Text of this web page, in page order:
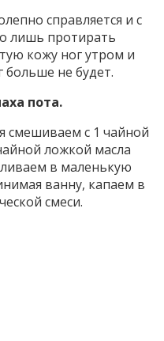
справляется и с
лишь протирать
кожу ног утром и
больше не будет.
пота.
смешиваем с 1 чайной
ложкой масла
в маленькую
ванну, капаем в
смеси.